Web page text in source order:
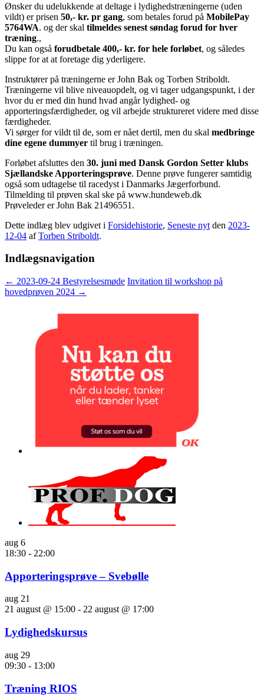
Ønsker du udelukkende at deltage i lydighedstræningerne (uden
vildt) er prisen 50,- kr. pr gang, som betales forud på MobilePay
5764WA. og der skal tilmeldes senest søndag forud for hver
træning.,
Du kan også forudbetale 400,- kr. for hele forløbet, og således
slippe for at at foretage dig yderligere.
Instruktører på træningerne er John Bak og Torben Striboldt.
Træningerne vil blive niveauopdelt, og vi tager udgangspunkt, i der
hvor du er med din hund hvad angår lydighed- og
apporteringsfærdigheder, og vil arbejde struktureret videre med disse
færdigheder.
Vi sørger for vildt til de, som er nået dertil, men du skal medbringe
dine egene dummyer til brug i træningen.
Forløbet afsluttes den 30. juni med Dansk Gordon Setter klubs
Sjællandske Apporteringsprøve. Denne prøve fungerer samtidig
også som udtagelse til racedyst i Danmarks Jægerforbund.
Tilmelding til prøven skal ske på www.hundeweb.dk
Prøveleder er John Bak 21496551.
Dette indlæg blev udgivet i Forsidehistorie, Seneste nyt den 2023-
12-04 afTorben Striboldt.
Indlægsnavigation
← 2023-09-24 Bestyrelsesmøde Invitation til workshop på
hovedprøven 2024 →
aug 6
18:30 - 22:00
Apporteringsprøve – Svebølle
aug 21
21 august @ 15:00 - 22 august @ 17:00
Lydighedskursus
aug 29
09:30 - 13:00
Træning RIOS